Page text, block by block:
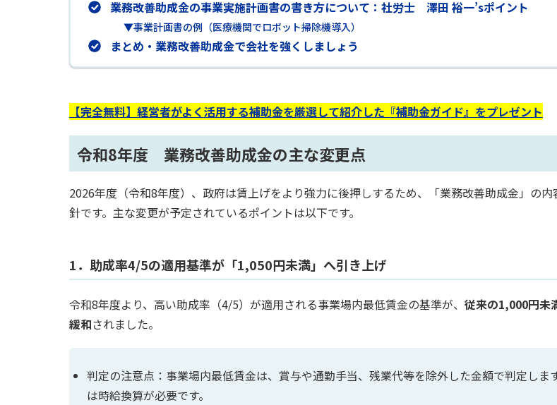
業務改善助成金の事業実施計画書の書き方について：社労士 澤田 裕一’sポイント
▼事業計画書の例（医療機関でロボット掃除機導入）
まとめ・業務改善助成金で会社を強くしましょう
【完全無料】経営者がよく活用する補助金を厳選して紹介した『補助金ガイド』をプレゼント
令和8年度 業務改善助成金の主な変更点
2026年度（令和8年度）、政府は賃上げをより強力に後押しするため、「業務改善助成金」の
針です。主な変更が予定されているポイントは以下です。
1．助成率4/5の適用基準が「1,050円未満」へ引き上げ
令和8年度より、高い助成率（4/5）が適用される事業場内最低賃金の基準が、 従来の1,000円未
緩和されました。
判定の注意点：事業場内最低賃金は、賞与や通勤手当、残業代等を除外した金額で判定しま
は時給換算が必要です。